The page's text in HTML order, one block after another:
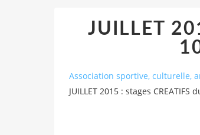
JUILLET
Association sportive, culturelle,
JUILLET 2015 : stages